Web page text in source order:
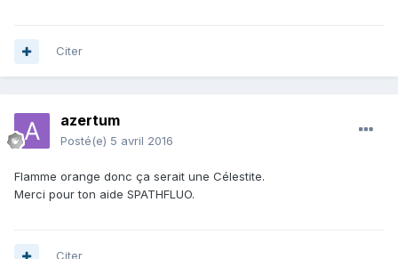
Citer
azertum
Posté(e) 5 avril 2016
Flamme orange donc ça serait une Célestite.
Merci pour ton aide SPATHFLUO.
Citer